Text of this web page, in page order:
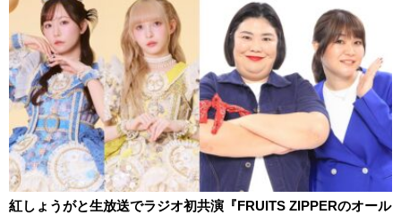
紅しょうがと生放送でラジオ初共演『FRUITS ZIPPERのオール